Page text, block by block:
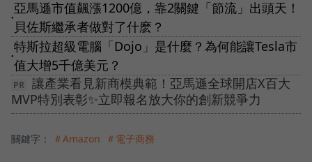
●
亞馬遜市值飆漲1200億，靠2關鍵「節流」出頭天！
貝佐斯繼承者做對了什麽？
●
特斯拉超級電腦「Dojo」是什麼？為何能讓Tesla市
值大增5千億美元？
讓產業看見新商模典範！亞馬遜全球開店X百大
MVP特別表彰✨立即報名放大你的創新競爭力
關鍵字： ＃Amazon ＃電子商務